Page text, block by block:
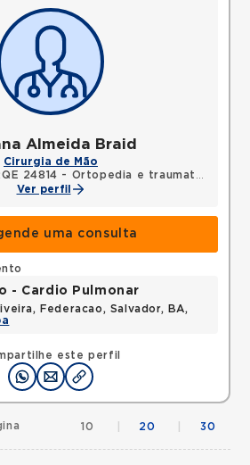
Almeida Braid
Cirurgia de Mão
24814 - Ortopedia e traumatologia
Ver perfil
uma consulta
este perfil
- Cardio Pulmonar
Federacao, Salvador, BA,
10 20 30